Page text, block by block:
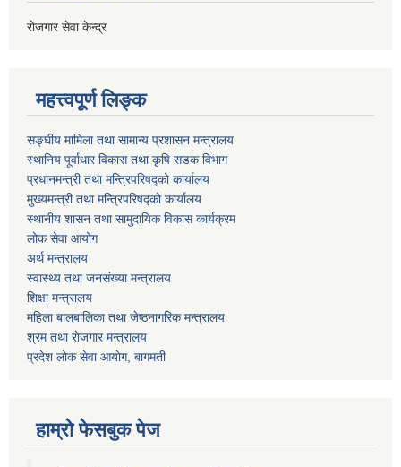
रोजगार सेवा केन्द्र
महत्त्वपूर्ण लिङ्क
सङ्घीय मामिला तथा सामान्य प्रशासन मन्त्रालय
स्थानिय पूर्वाधार विकास तथा कृषि सडक विभाग
प्रधानमन्त्री तथा मन्त्रिपरिषद्को कार्यालय
मुख्यमन्त्री तथा मन्त्रिपरिषद्को कार्यालय
स्थानीय शासन तथा सामुदायिक विकास कार्यक्रम
लोक सेवा आयोग
अर्थ मन्त्रालय
स्वास्थ्य तथा जनस‌ंख्या मन्त्रालय
शिक्षा मन्त्रालय
महिला बालबालिका तथा जेष्ठनागरिक मन्त्रालय
श्रम तथा राेजगार मन्त्रालय
प्रदेश लोक सेवा आयाेग, बागमती
हाम्रो फेसबुक पेज